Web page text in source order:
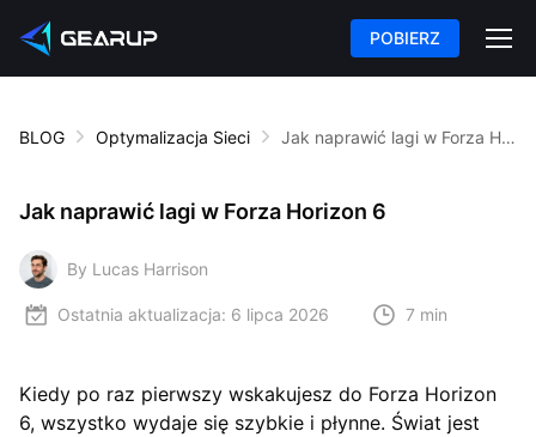
POBIERZ
BLOG Optymalizacja Sieci Jak naprawić lagi w Forza Horizon 6
Jak naprawić lagi w Forza Horizon 6
By Lucas Harrison
Ostatnia aktualizacja: 6 lipca 2026 7 min
Kiedy po raz pierwszy wskakujesz do Forza Horizon
6, wszystko wydaje się szybkie i płynne. Świat jest